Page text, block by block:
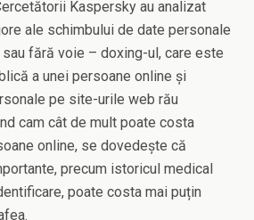
Kaspersky au analizat
ale schimbului de date personale
fără voie – doxing-ul, care este
a unei persoane online și
pe site-urile web rău
cam cât de mult poate costa
online, se dovedește că
precum istoricul medical
poate costa mai puțin